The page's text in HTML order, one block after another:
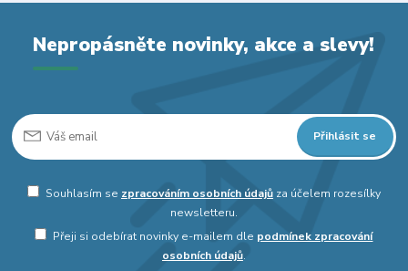
Nepropásněte novinky, akce a slevy!
Přihlásit se
Souhlasím se zpracováním osobních údajůza účelem rozesílky
newsletteru.
Přeji si odebírat novinky e-mailem dle podmínek zpracování
osobních údajů.